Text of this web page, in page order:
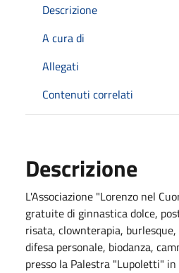
Descrizione
A cura di
Allegati
Contenuti correlati
Descrizione
L'Associazione "Lorenzo nel
gratuite di ginnastica dolce,
risata, clownterapia,
difesa personale, biodanza,
presso la Palestra "Lupoletti"